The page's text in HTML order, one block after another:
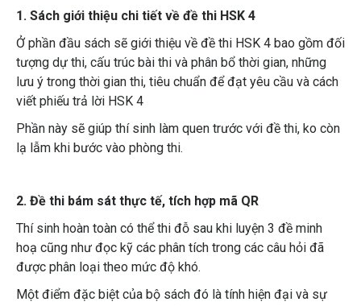
1. Sách giới thiệu chi tiết về đề thi HSK 4
Ở phần đầu sách sẽ giới thiệu về đề thi HSK 4 bao gồm đối
tượng dự thi, cấu trúc bài thi và phân bổ thời gian, những
lưu ý trong thời gian thi, tiêu chuẩn để đạt yêu cầu và cách
viết phiếu trả lời HSK 4
Phần này sẽ giúp thí sinh làm quen trước với đề thi, ko còn
lạ lẫm khi bước vào phòng thi.
2. Đề thi bám sát thực tế, tích hợp mã QR
Thí sinh hoàn toàn có thể thi đỗ sau khi luyện 3 đề minh
hoạ cũng như đọc kỹ các phân tích trong các câu hỏi đã
được phân loại theo mức độ khó.
Một điểm đặc biệt của bộ sách đó là tính hiện đại và sự